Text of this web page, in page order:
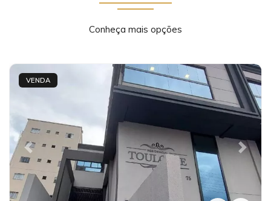
Conheça mais opções
VENDA
Previous Next